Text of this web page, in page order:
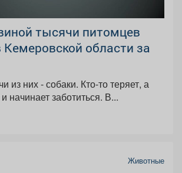
тысячи питомцев
Кемеровской области за
из них - собаки. Кто-то теряет, а
начинает заботиться. В...
Животные